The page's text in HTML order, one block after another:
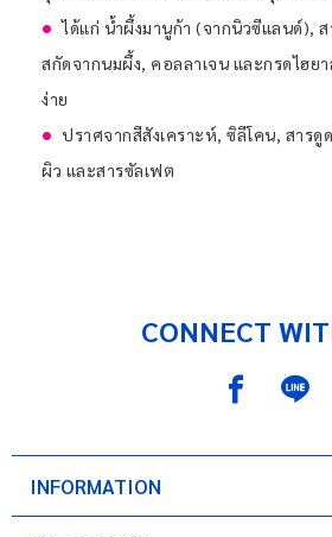
ได้แก่ น้ำผึ้งมานูก้า (จากนิวซีแลนด์),
สกัดจากนมผึ้ง, คอลลาเจน และกรดไฮย
ง่าย
ปราศจากสีสังเคราะห์, ซิลีโคน, สารดู
ผิว และสารซัลเฟต
CONNECT
INFORMATION